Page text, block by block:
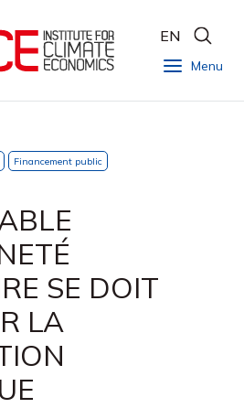
Menu
EN
Financement public
SE DOIT
LA